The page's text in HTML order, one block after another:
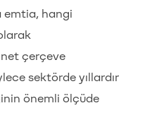
emtia, hangi
çerçeve
sektörde yıllardır
önemli ölçüde